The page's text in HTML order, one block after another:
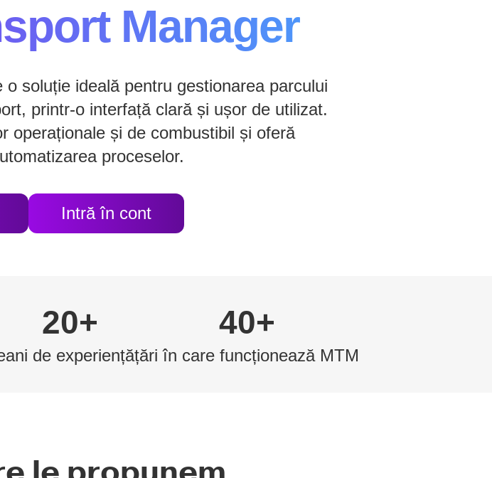
Manager
soluție ideală pentru gestionarea parcului
printr-o interfață clară și ușor de utilizat.
operaționale și de combustibil și oferă
proceselor.
Intră în cont
20+
ani de experiență
40+
țări în care funcționează MTM